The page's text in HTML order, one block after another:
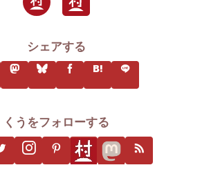
シェアする
くうをフォローする